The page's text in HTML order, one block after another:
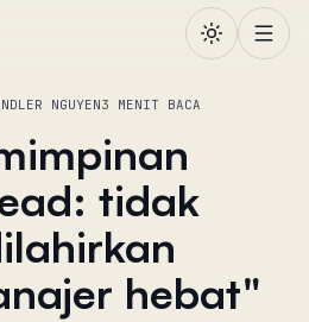
NGUYEN3 MENIT BACA
tidak
hebat"